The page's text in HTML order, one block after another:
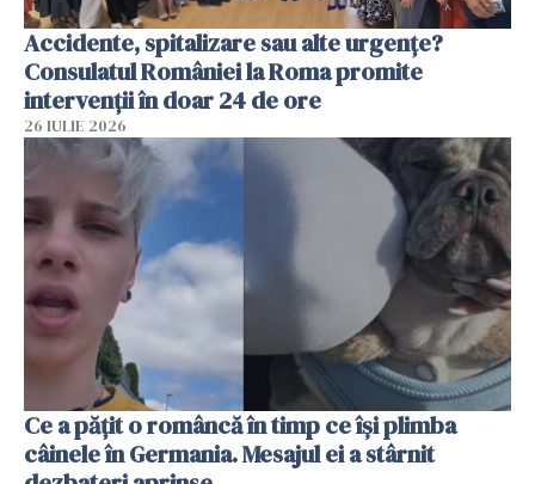
Accidente, spitalizare sau alte urgențe?
Consulatul României la Roma promite
intervenții în doar 24 de ore
26 IULIE 2026
Ce a pățit o româncă în timp ce își plimba
câinele în Germania. Mesajul ei a stârnit